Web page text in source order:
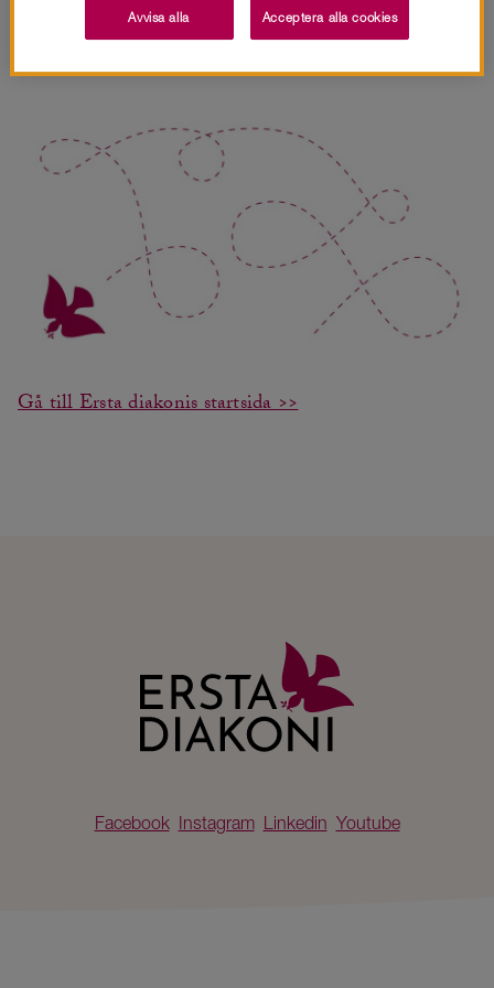
404
Gå till Ersta diakonis startsida >>
Facebook Instagram Linkedin Youtube
Avvisa alla Acceptera alla cookies